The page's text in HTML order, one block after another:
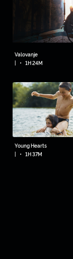
Valovanje
|
• 1H 24M
Young Hearts
• 1H 37M